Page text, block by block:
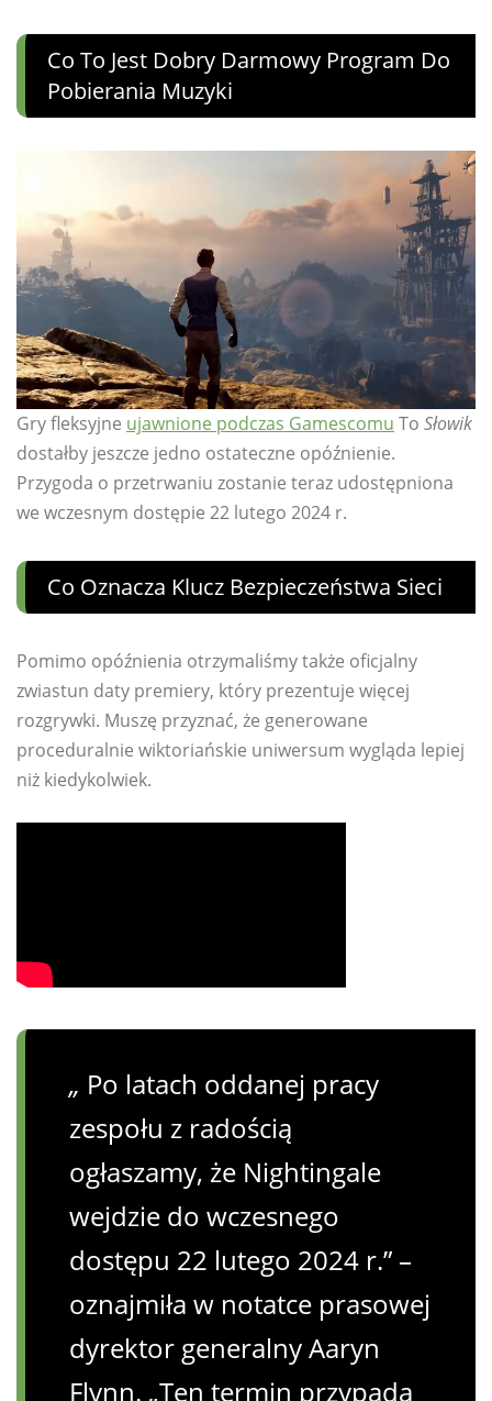
Co To Jest Dobry Darmowy Program Do
Pobierania Muzyki
Gry fleksyjne ujawnione podczas Gamescomu To Słowik
dostałby jeszcze jedno ostateczne opóźnienie.
Przygoda o przetrwaniu zostanie teraz udostępniona
we wczesnym dostępie 22 lutego 2024 r.
Co Oznacza Klucz Bezpieczeństwa Sieci
Pomimo opóźnienia otrzymaliśmy także oficjalny
zwiastun daty premiery, który prezentuje więcej
rozgrywki. Muszę przyznać, że generowane
proceduralnie wiktoriańskie uniwersum wygląda lepiej
niż kiedykolwiek.
„ Po latach oddanej pracy
zespołu z radością
ogłaszamy, że Nightingale
wejdzie do wczesnego
dostępu 22 lutego 2024 r.” –
oznajmiła w notatce prasowej
dyrektor generalny Aaryn
Flynn. „Ten termin przypada